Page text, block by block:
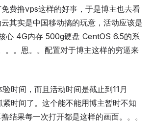
费撸vps这样的好事，于是博主也去看
其实是中国移动搞的玩意，活动应该是
心 4G内存 500g硬盘 CentOS 6.5的系
。。恩。。配置对于博主这样的穷逼来
时间，而且活动时间是截止到11月
时间了。这个能不能用博主暂时不知
结果每一次打开都是这样的画面。。。